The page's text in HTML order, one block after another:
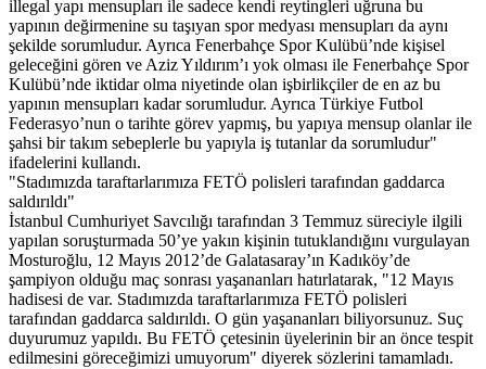
illegal yapı mensupları ile sadece kendi reytingleri uğruna bu
yapının değirmenine su taşıyan spor medyası mensupları da aynı
şekilde sorumludur. Ayrıca Fenerbahçe Spor Kulübü’nde kişisel
geleceğini gören ve Aziz Yıldırım’ı yok olması ile Fenerbahçe Spor
Kulübü’nde iktidar olma niyetinde olan işbirlikçiler de en az bu
yapının mensupları kadar sorumludur. Ayrıca Türkiye Futbol
Federasyo’nun o tarihte görev yapmış, bu yapıya mensup olanlar ile
şahsi bir takım sebeplerle bu yapıyla iş tutanlar da sorumludur"
ifadelerini kullandı.
"Stadımızda taraftarlarımıza FETÖ polisleri tarafından gaddarca
saldırıldı"
İstanbul Cumhuriyet Savcılığı tarafından 3 Temmuz süreciyle ilgili
yapılan soruşturmada 50’ye yakın kişinin tutuklandığını vurgulayan
Mosturoğlu, 12 Mayıs 2012’de Galatasaray’ın Kadıköy’de
şampiyon olduğu maç sonrası yaşananları hatırlatarak, "12 Mayıs
hadisesi de var. Stadımızda taraftarlarımıza FETÖ polisleri
tarafından gaddarca saldırıldı. O gün yaşananları biliyorsunuz. Suç
duyurumuz yapıldı. Bu FETÖ çetesinin üyelerinin bir an önce tespit
edilmesini göreceğimizi umuyorum" diyerek sözlerini tamamladı.